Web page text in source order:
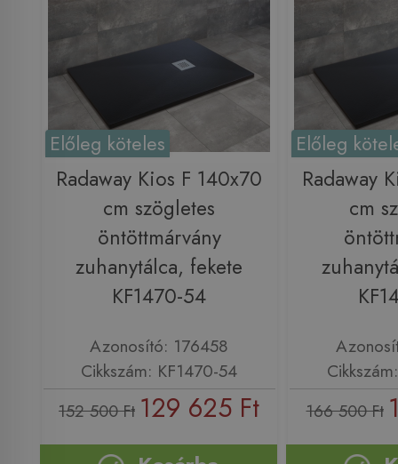
Előleg köteles
Radaway Kios F 140x70
cm szögletes
öntöttmárvány
zuhanytálca, fekete
KF1470-54
Azonosító: 176458
Cikkszám: KF1470-54
152 500 Ft 129 625 Ft
Előleg
Radaway
cm
166 500 Ft